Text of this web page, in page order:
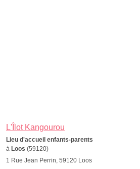
L'Îlot Kangourou
Lieu d'accueil enfants-parents
à Loos (59120)
1 Rue Jean Perrin, 59120 Loos